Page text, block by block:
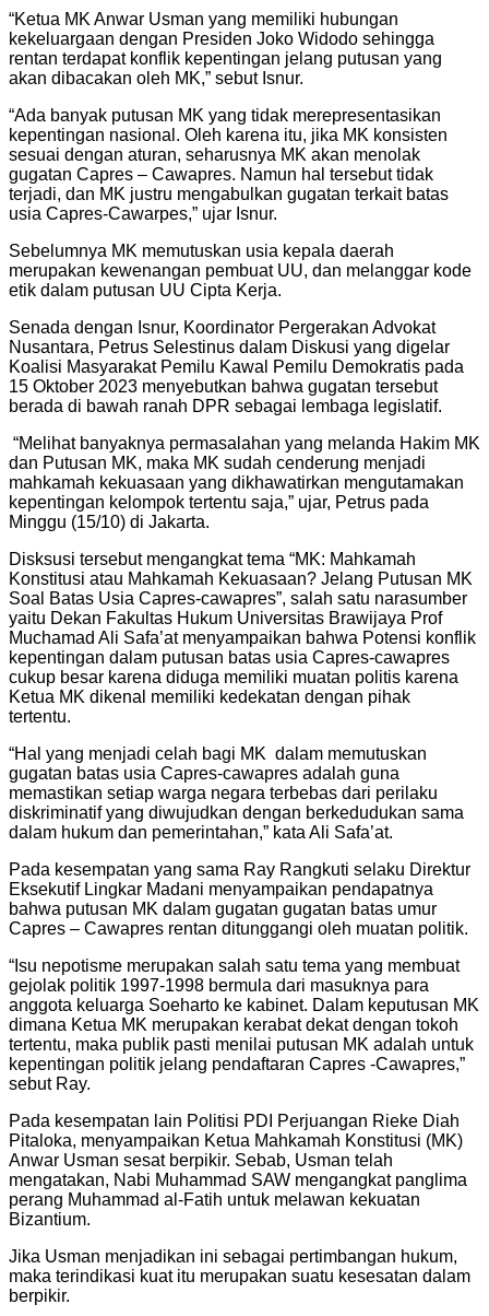
“Ketua MK Anwar Usman yang memiliki hubungan
kekeluargaan dengan Presiden Joko Widodo sehingga
rentan terdapat konflik kepentingan jelang putusan yang
akan dibacakan oleh MK,” sebut Isnur.
“Ada banyak putusan MK yang tidak merepresentasikan
kepentingan nasional. Oleh karena itu, jika MK konsisten
sesuai dengan aturan, seharusnya MK akan menolak
gugatan Capres – Cawapres. Namun hal tersebut tidak
terjadi, dan MK justru mengabulkan gugatan terkait batas
usia Capres-Cawarpes,” ujar Isnur.
Sebelumnya MK memutuskan usia kepala daerah
merupakan kewenangan pembuat UU, dan melanggar kode
etik dalam putusan UU Cipta Kerja.
Senada dengan Isnur, Koordinator Pergerakan Advokat
Nusantara, Petrus Selestinus dalam Diskusi yang digelar
Koalisi Masyarakat Pemilu Kawal Pemilu Demokratis pada
15 Oktober 2023 menyebutkan bahwa gugatan tersebut
berada di bawah ranah DPR sebagai lembaga legislatif.
“Melihat banyaknya permasalahan yang melanda Hakim MK
dan Putusan MK, maka MK sudah cenderung menjadi
mahkamah kekuasaan yang dikhawatirkan mengutamakan
kepentingan kelompok tertentu saja,” ujar, Petrus pada
Minggu (15/10) di Jakarta.
Disksusi tersebut mengangkat tema “MK: Mahkamah
Konstitusi atau Mahkamah Kekuasaan? Jelang Putusan MK
Soal Batas Usia Capres-cawapres”, salah satu narasumber
yaitu Dekan Fakultas Hukum Universitas Brawijaya Prof
Muchamad Ali Safa’at menyampaikan bahwa Potensi konflik
kepentingan dalam putusan batas usia Capres-cawapres
cukup besar karena diduga memiliki muatan politis karena
Ketua MK dikenal memiliki kedekatan dengan pihak
tertentu.
“Hal yang menjadi celah bagi MK dalam memutuskan
gugatan batas usia Capres-cawapres adalah guna
memastikan setiap warga negara terbebas dari perilaku
diskriminatif yang diwujudkan dengan berkedudukan sama
dalam hukum dan pemerintahan,” kata Ali Safa’at.
Pada kesempatan yang sama Ray Rangkuti selaku Direktur
Eksekutif Lingkar Madani menyampaikan pendapatnya
bahwa putusan MK dalam gugatan gugatan batas umur
Capres – Cawapres rentan ditunggangi oleh muatan politik.
“Isu nepotisme merupakan salah satu tema yang membuat
gejolak politik 1997-1998 bermula dari masuknya para
anggota keluarga Soeharto ke kabinet. Dalam keputusan MK
dimana Ketua MK merupakan kerabat dekat dengan tokoh
tertentu, maka publik pasti menilai putusan MK adalah untuk
kepentingan politik jelang pendaftaran Capres -Cawapres,”
sebut Ray.
Pada kesempatan lain Politisi PDI Perjuangan Rieke Diah
Pitaloka, menyampaikan Ketua Mahkamah Konstitusi (MK)
Anwar Usman sesat berpikir. Sebab, Usman telah
mengatakan, Nabi Muhammad SAW mengangkat panglima
perang Muhammad al-Fatih untuk melawan kekuatan
Bizantium.
Jika Usman menjadikan ini sebagai pertimbangan hukum,
maka terindikasi kuat itu merupakan suatu kesesatan dalam
berpikir.